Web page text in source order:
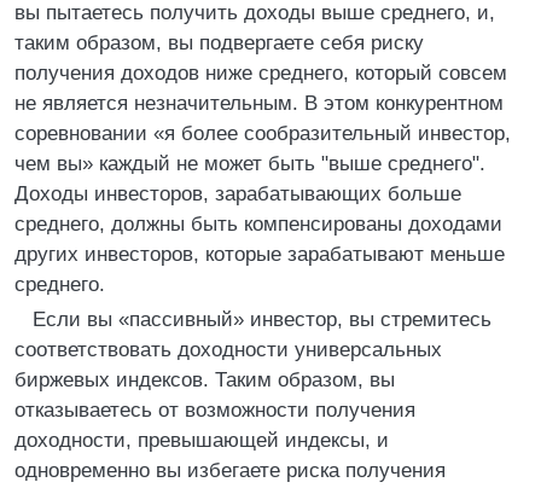
вы пытаетесь получить доходы выше среднего, и,
таким образом, вы подвергаете себя риску
получения доходов ниже среднего, который совсем
не является незначительным. В этом конкурентном
соревновании «я более сообразительный инвестор,
чем вы» каждый не может быть "выше среднего".
Доходы инвесторов, зарабатывающих больше
среднего, должны быть компенсированы доходами
других инвесторов, которые зарабатывают меньше
среднего.
Если вы «пассивный» инвестор, вы стремитесь
соответствовать доходности универсальных
биржевых индексов. Таким образом, вы
отказываетесь от возможности получения
доходности, превышающей индексы, и
одновременно вы избегаете риска получения